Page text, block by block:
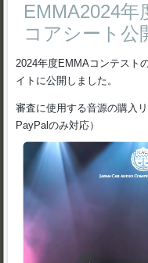
EMMA2024年
コアシート公
2024年度EMMAコンテスト
イトに公開しました。
審査に使用する音源の購入
PayPalのみ対応）